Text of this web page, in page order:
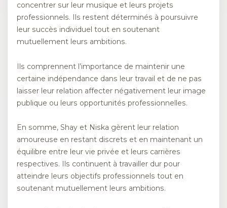
concentrer sur leur musique et leurs projets
professionnels. Ils restent déterminés à poursuivre
leur succès individuel tout en soutenant
mutuellement leurs ambitions.
Ils comprennent l’importance de maintenir une
certaine indépendance dans leur travail et de ne pas
laisser leur relation affecter négativement leur image
publique ou leurs opportunités professionnelles.
En somme, Shay et Niska gèrent leur relation
amoureuse en restant discrets et en maintenant un
équilibre entre leur vie privée et leurs carrières
respectives. Ils continuent à travailler dur pour
atteindre leurs objectifs professionnels tout en
soutenant mutuellement leurs ambitions.